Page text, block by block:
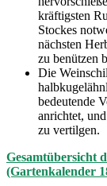
kräftigsten
Stockes
nächsten
zu benützen
Die
bedeutende
anrichtet,
zu vertilgen.
Gesamtübersicht
(Gartenkalender